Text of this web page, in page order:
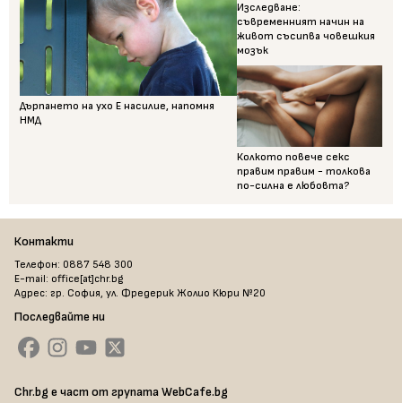
Дърпането на ухо Е насилие, напомня
НМД
Изследване:
съвременният начин на
живот съсипва човешкия
мозък
Колкото повече секс
правим правим - толкова
по-силна е любовта?
Контакти
Телефон: 0887 548 300
E-mail: office[at]chr.bg
Адрес: гр. София, ул. Фредерик Жолио Кюри №20
Последвайте ни
Chr.bg е част от групата WebCafe.bg